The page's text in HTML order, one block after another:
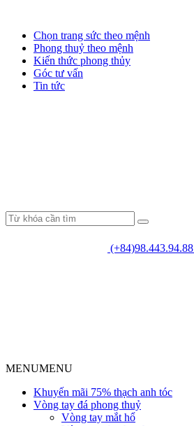
Chọn trang sức theo mệnh
Phong thuỷ theo mệnh
Kiến thức phong thủy
Góc tư vấn
Tin tức
(+84)98.443.94.88
MENUMENU
Khuyến mãi 75% thạch anh tóc
Vòng tay đá phong thuỷ
Vòng tay mắt hổ